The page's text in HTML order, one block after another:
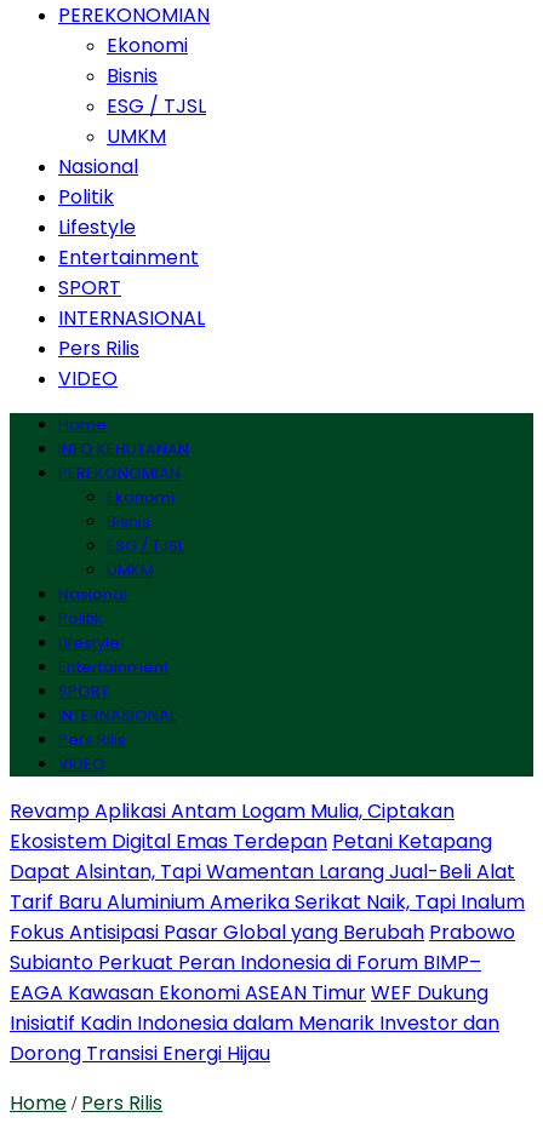
PEREKONOMIAN
Ekonomi
Bisnis
ESG / TJSL
UMKM
Nasional
Politik
Lifestyle
Entertainment
SPORT
INTERNASIONAL
Pers Rilis
VIDEO
Home
INFO KEHUTANAN
PEREKONOMIAN
Ekonomi
Bisnis
ESG / TJSL
UMKM
Nasional
Politik
Lifestyle
Entertainment
SPORT
INTERNASIONAL
Pers Rilis
VIDEO
Revamp Aplikasi Antam Logam Mulia, Ciptakan
Ekosistem Digital Emas Terdepan Petani Ketapang
Dapat Alsintan, Tapi Wamentan Larang Jual-Beli Alat
Tarif Baru Aluminium Amerika Serikat Naik, Tapi Inalum
Fokus Antisipasi Pasar Global yang Berubah Prabowo
Subianto Perkuat Peran Indonesia di Forum BIMP–
EAGA Kawasan Ekonomi ASEAN TimurWEF Dukung
Inisiatif Kadin Indonesia dalam Menarik Investor dan
Dorong Transisi Energi Hijau
Home / Pers Rilis